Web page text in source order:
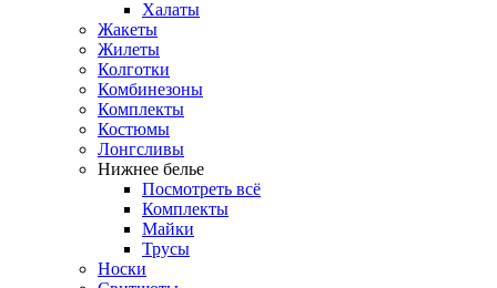
Халаты
Жакеты
Жилеты
Колготки
Комбинезоны
Комплекты
Костюмы
Лонгсливы
Нижнее белье
Посмотреть всё
Комплекты
Майки
Трусы
Носки